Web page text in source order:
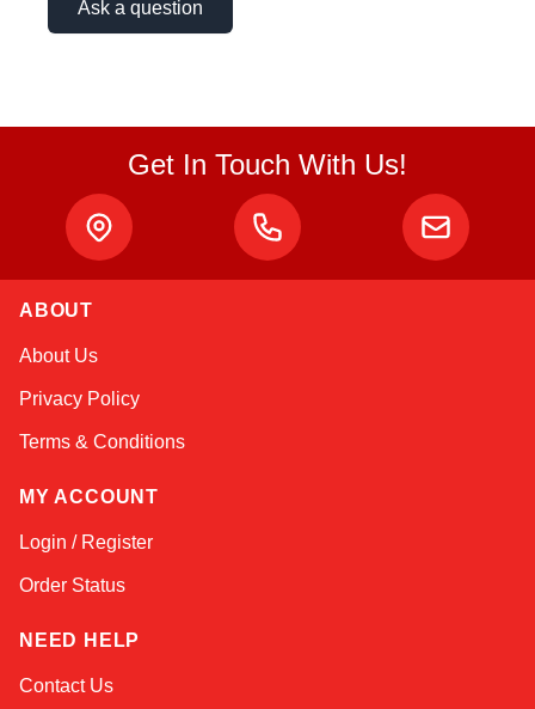
Ask a question
Get In Touch With Us!
ABOUT
About Us
Privacy Policy
Terms & Conditions
MY ACCOUNT
Login / Register
Order Status
NEED HELP
Contact Us